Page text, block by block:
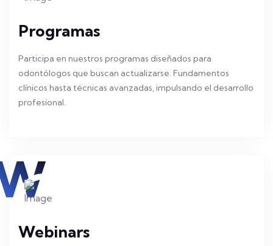
Programas
Participa en nuestros programas diseñados para
odontólogos que buscan actualizarse. Fundamentos
clínicos hasta técnicas avanzadas, impulsando el desarrollo
profesional.
Webinars